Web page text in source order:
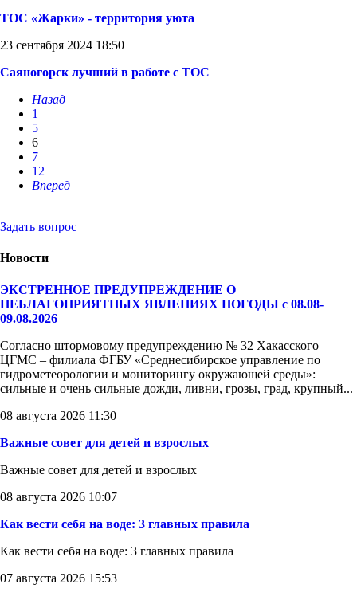
ТОС «Жарки» - территория уюта
23 сентября 2024 18:50
Саяногорск лучший в работе с ТОС
Назад
1
5
6
7
12
Вперед
Задать вопрос
Новости
ЭКСТРЕННОЕ ПРЕДУПРЕЖДЕНИЕ О
НЕБЛАГОПРИЯТНЫХ ЯВЛЕНИЯХ ПОГОДЫ с 08.08-
09.08.2026
Согласно штормовому предупреждению № 32 Хакасского
ЦГМС – филиала ФГБУ «Среднесибирское управление по
гидрометеорологии и мониторингу окружающей среды»:
сильные и очень сильные дожди, ливни, грозы, град, крупный...
08 августа 2026 11:30
Важные совет для детей и взрослых
Важные совет для детей и взрослых
08 августа 2026 10:07
Как вести себя на воде: 3 главных правила
Как вести себя на воде: 3 главных правила
07 августа 2026 15:53